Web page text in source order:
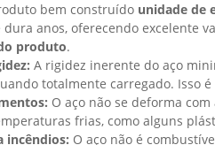
bem construído unidade de
anos, oferecendo excelente
produto.
A rigidez inerente do aço
totalmente carregado. Isso
O aço não se deforma
frias, como alguns
incêndios: O aço não é